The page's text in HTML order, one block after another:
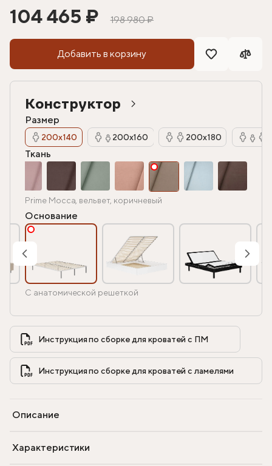
104 465 ₽ 198 980 ₽
Добавить в корзину
Конструктор
Размер
200х140 200х160 200х180
Ткань
Prime Mocca, вельвет, коричневый
Основание
С анатомической решеткой
Инструкция по сборке для кроватей с ПМ
Описание
Характеристики